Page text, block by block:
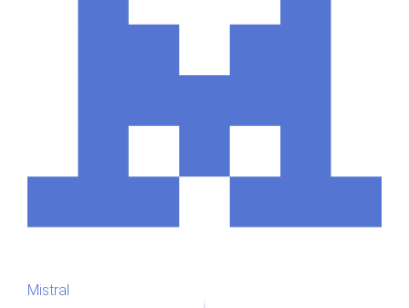
Mistral